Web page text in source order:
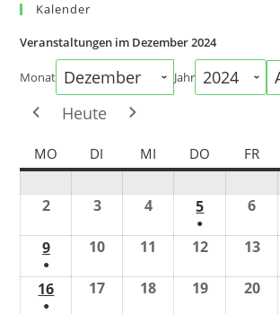
Kalender
Veranstaltungen im Dezember 2024
Monat Jahr
Heute
MO MONTAG
DI DIENSTAG
MI MITTWOCH
DO FR
22.
2024
33.
2024
44.
Dezember
2024
5
2024
●
(1
6
2024
99.
2024
●
(1
Veranstaltung)
10 11 1212.
2024
1313.
2024
16
●
17 18 1919.
2020.